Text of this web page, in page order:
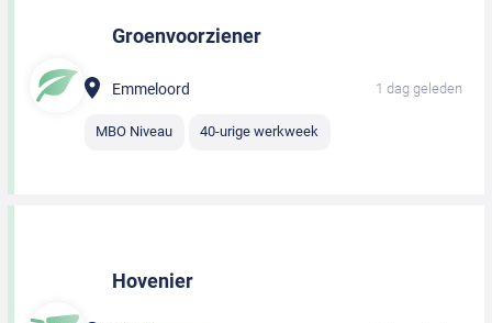
Groenvoorziener
Emmeloord 1 dag geleden
MBO Niveau 40-urige werkweek
Hovenier